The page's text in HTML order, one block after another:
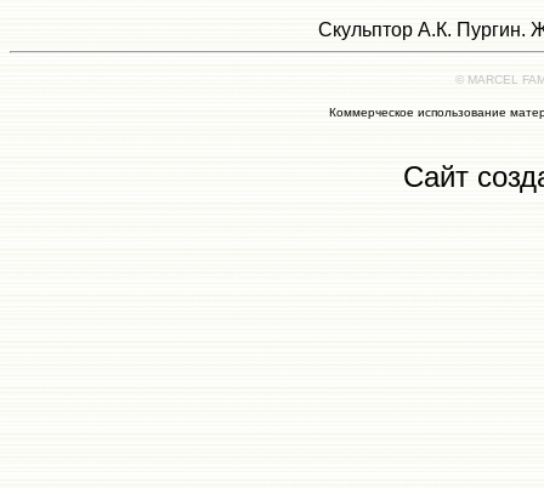
Скульптор А.К. Пургин.
© MARCEL
Коммерческое использование
Сайт